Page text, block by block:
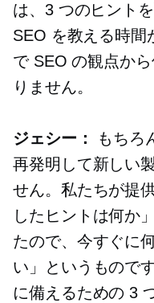
は、3 つのヒント
SEO を教える時間
で SEO の観点か
りません。
ジェシー：
もちろ
再発明して新しい
せん。私たちが提
したヒントは何か
たので、今すぐに
い」というもので
に備えるための 3